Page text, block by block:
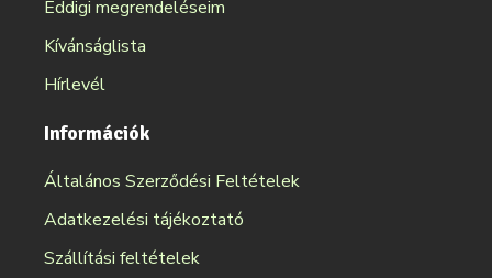
Eddigi megrendeléseim
Kívánságlista
Hírlevél
Információk
Általános Szerződési Feltételek
Adatkezelési tájékoztató
Szállítási feltételek